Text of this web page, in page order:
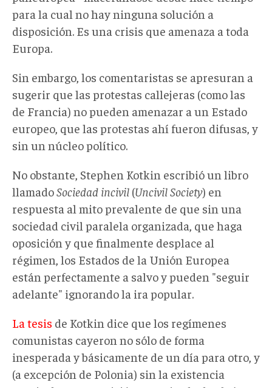
para la cual no hay ninguna solución a
disposición. Es una crisis que amenaza a toda
Europa.
Sin embargo, los comentaristas se apresuran a
sugerir que las protestas callejeras (como las
de Francia) no pueden amenazar a un Estado
europeo, que las protestas ahí fueron difusas, y
sin un núcleo político.
No obstante, Stephen Kotkin escribió un libro
llamadoSociedad incivil (Uncivil Society) en
respuesta al mito prevalente de que sin una
sociedad civil paralela organizada, que haga
oposición y que finalmente desplace al
régimen, los Estados de la Unión Europea
están perfectamente a salvo y pueden "seguir
adelante" ignorando la ira popular.
La tesis de Kotkin dice que los regímenes
comunistas cayeron no sólo de forma
inesperada y básicamente de un día para otro, y
(a excepción de Polonia) sin la existencia